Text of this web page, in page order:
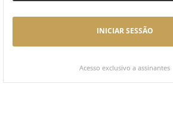
INICIAR SESSÃO
Acesso exclusivo a assinantes